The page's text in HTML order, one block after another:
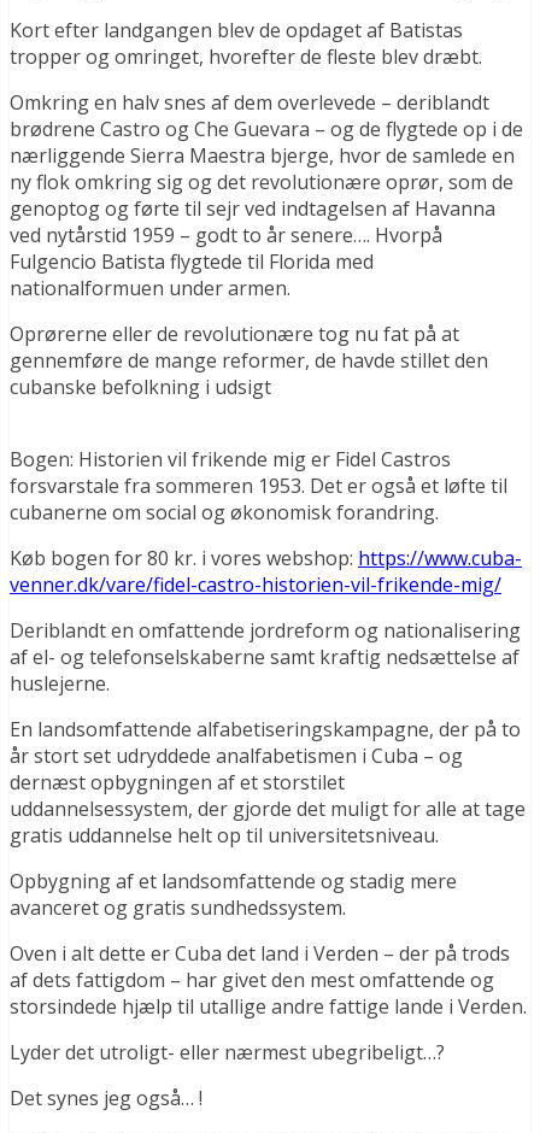
Kort efter landgangen blev de opdaget af Batistas
tropper og omringet, hvorefter de fleste blev dræbt.
Omkring en halv snes af dem overlevede – deriblandt
brødrene Castro og Che Guevara – og de flygtede op i de
nærliggende Sierra Maestra bjerge, hvor de samlede en
ny flok omkring sig og det revolutionære oprør, som de
genoptog og førte til sejr ved indtagelsen af Havanna
ved nytårstid 1959 – godt to år senere…. Hvorpå
Fulgencio Batista flygtede til Florida med
nationalformuen under armen.
Oprørerne eller de revolutionære tog nu fat på at
gennemføre de mange reformer, de havde stillet den
cubanske befolkning i udsigt
Bogen: Historien vil frikende mig er Fidel Castros
forsvarstale fra sommeren 1953. Det er også et løfte til
cubanerne om social og økonomisk forandring.
Køb bogen for 80 kr. i vores webshop: https://www.cuba-
venner.dk/vare/fidel-castro-historien-vil-frikende-mig/
Deriblandt en omfattende jordreform og nationalisering
af el- og telefonselskaberne samt kraftig nedsættelse af
huslejerne.
En landsomfattende alfabetiseringskampagne, der på to
år stort set udryddede analfabetismen i Cuba – og
dernæst opbygningen af et storstilet
uddannelsessystem, der gjorde det muligt for alle at tage
gratis uddannelse helt op til universitetsniveau.
Opbygning af et landsomfattende og stadig mere
avanceret og gratis sundhedssystem.
Oven i alt dette er Cuba det land i Verden – der på trods
af dets fattigdom – har givet den mest omfattende og
storsindede hjælp til utallige andre fattige lande i Verden.
Lyder det utroligt- eller nærmest ubegribeligt…?
Det synes jeg også… !